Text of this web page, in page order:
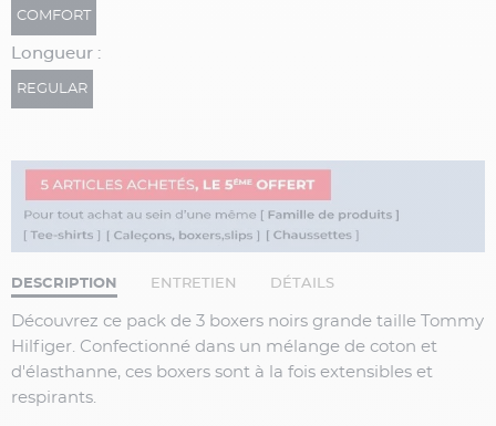
COMFORT
Longueur :
REGULAR
DESCRIPTION ENTRETIEN DÉTAILS
Découvrez ce pack de 3 boxers noirs grande taille Tommy
Hilfiger. Confectionné dans un mélange de coton et
d'élasthanne, ces boxers sont à la fois extensibles et
respirants.